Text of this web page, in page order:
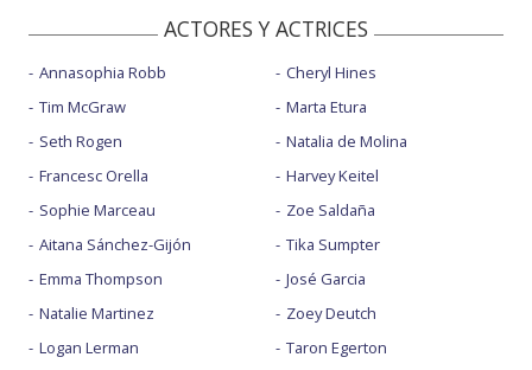
ACTORES Y ACTRICES
Annasophia Robb
Tim McGraw
Seth Rogen
Francesc Orella
Sophie Marceau
Aitana Sánchez-Gijón
Emma Thompson
Natalie Martinez
Logan Lerman
Cheryl Hines
Marta Etura
Natalia de Molina
Harvey Keitel
Zoe Saldaña
Tika Sumpter
José Garcia
Zoey Deutch
Taron Egerton